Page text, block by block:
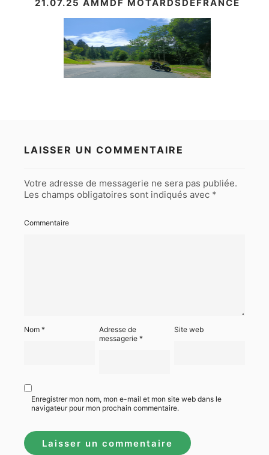
21.07.25 AMMDF MOTARDSDEFRANCE
LAISSER UN COMMENTAIRE
Votre adresse de messagerie ne sera pas publiée.
Les champs obligatoires sont indiqués avec *
Commentaire
Nom *
Adresse de
messagerie*
Site web
Enregistrer mon nom, mon e-mail et mon site web dans le
navigateur pour mon prochain commentaire.